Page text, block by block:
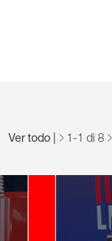
Ver todo 1 - 1 di 8